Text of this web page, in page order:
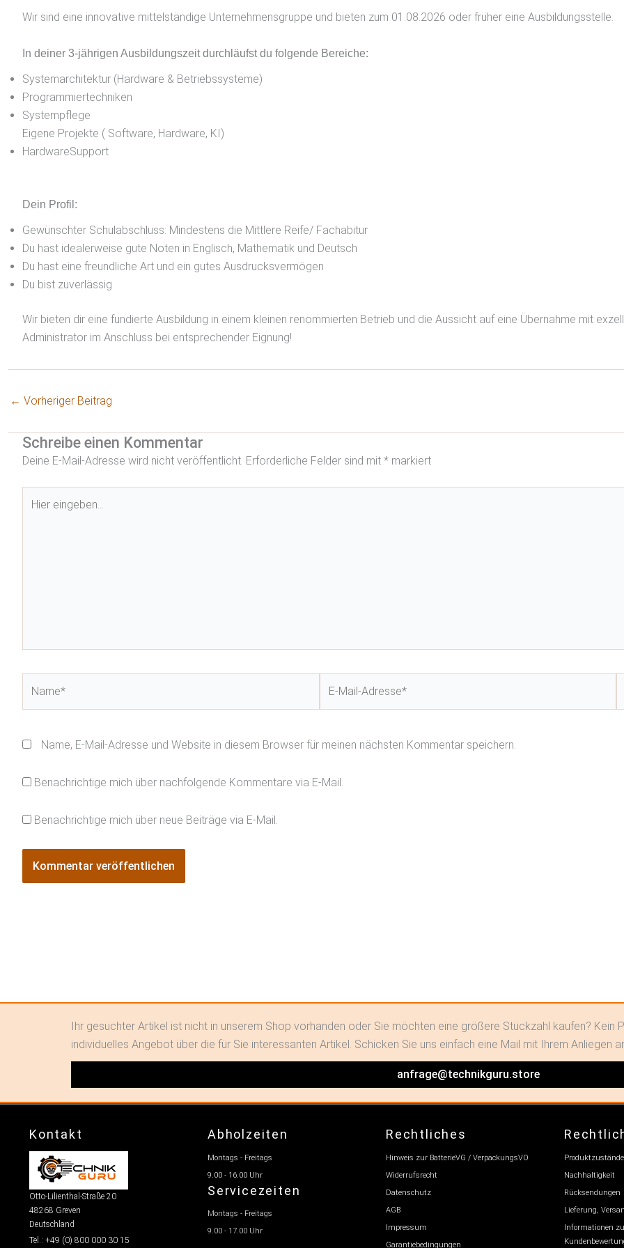
Wir sind eine innovative mittelständige Unternehmensgruppe und bieten zum 01.08.2026 oder früher eine Ausbildungsstelle.
In deiner 3-jährigen Ausbildungszeit durchläufst du folgende Bereiche:
Systemarchitektur (Hardware & Betriebssysteme)
Programmiertechniken
Systempflege
Eigene Projekte ( Software, Hardware, KI)
HardwareSupport
Dein Profil:
Gewünschter Schulabschluss: Mindestens die Mittlere Reife/ Fachabitur
Du hast idealerweise gute Noten in Englisch, Mathematik und Deutsch
Du hast eine freundliche Art und ein gutes Ausdrucksvermögen
Du bist zuverlässig
Wir bieten dir eine fundierte Ausbildung in einem kleinen renommierten Betrieb und die Aussicht auf eine Übernahme mit
Administrator im Anschluss bei entsprechender Eignung!
← Vorheriger Beitrag
Schreibe einen Kommentar
Deine E-Mail-Adresse wird nicht veröffentlicht. Erforderliche Felder sind mit * markiert
eingeben…
Mail-
Name, E-Mail-Adresse und Website in diesem Browser für meinen nächsten Kommentar speichern.
Benachrichtige mich über nachfolgende Kommentare via E-Mail.
Benachrichtige mich über neue Beiträge via E-Mail.
Ihr gesuchter Artikel ist nicht in unserem Shop vorhanden oder Sie möchten eine größere Stückzahl kaufen? Kein
individuelles Angebot über die für Sie interessanten Artikel. Schicken Sie uns einfach eine Mail mit Ihrem Anliegen
anfrage@technikguru.store
Kontakt
Otto-Lilienthal-Straße 20
48268 Greven
Deutschland
Tel.: +49 (0) 800 000 30 15
Abholzeiten
Montags - Freitags
9.00 - 16.00 Uhr
Servicezeiten
Montags - Freitags
9.00 - 17.00 Uhr
Rechtliches
Hinweis zur BatterieVG / VerpackungsVO
Widerrufsrecht
Datenschutz
AGB
Impressum
Garantiebedingungen
Produktzustände
Nachhaltigkeit
Rücksendungen
Lieferung,
Informationen